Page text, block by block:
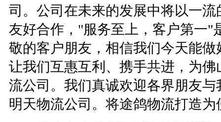
司。公司在未来的发展中将以一
友好合作， "服务至上，客户第一"
敬的客户朋友，相信我们今天能
让我们互惠互利、携手共进，为
流公司。我们真诚欢迎各界朋友
明天物流公司。将途鸽物流打造